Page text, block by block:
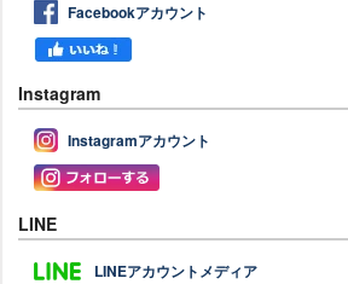
Facebookアカウント
Instagram
Instagramアカウント
LINE
LINEアカウントメディア